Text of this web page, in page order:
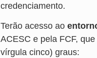
credenciamento.
Terão acesso ao
ACESC e pela FCF,
vírgula cinco) graus: